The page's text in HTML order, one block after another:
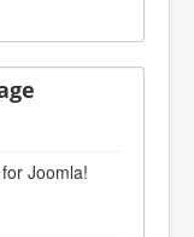
Joomla!